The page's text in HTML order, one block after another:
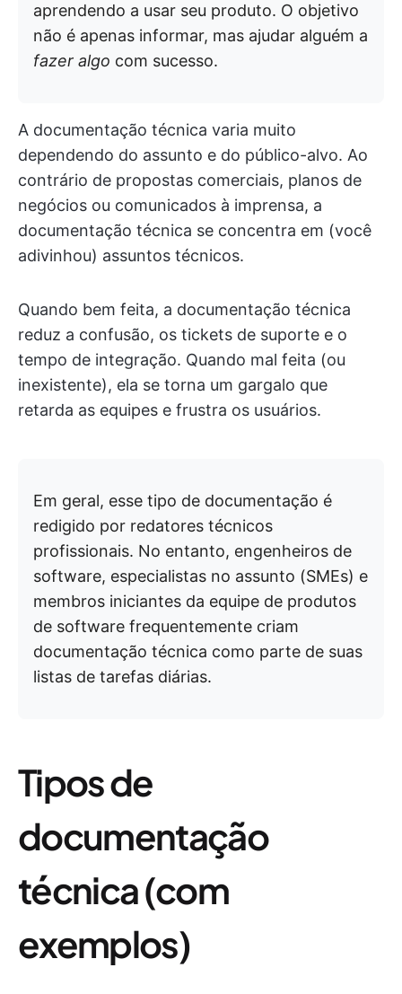
aprendendo a usar seu produto. O objetivo
não é apenas informar, mas ajudar alguém a
fazer algo com sucesso.
A documentação técnica varia muito
dependendo do assunto e do público-alvo. Ao
contrário de propostas comerciais, planos de
negócios ou comunicados à imprensa, a
documentação técnica se concentra em (você
adivinhou) assuntos técnicos.
Quando bem feita, a documentação técnica
reduz a confusão, os tickets de suporte e o
tempo de integração. Quando mal feita (ou
inexistente), ela se torna um gargalo que
retarda as equipes e frustra os usuários.
Em geral, esse tipo de documentação é
redigido por redatores técnicos
profissionais. No entanto, engenheiros de
software, especialistas no assunto (SMEs) e
membros iniciantes da equipe de produtos
de software frequentemente criam
documentação técnica como parte de suas
listas de tarefas diárias.
Tipos de
documentação
técnica (com
exemplos)